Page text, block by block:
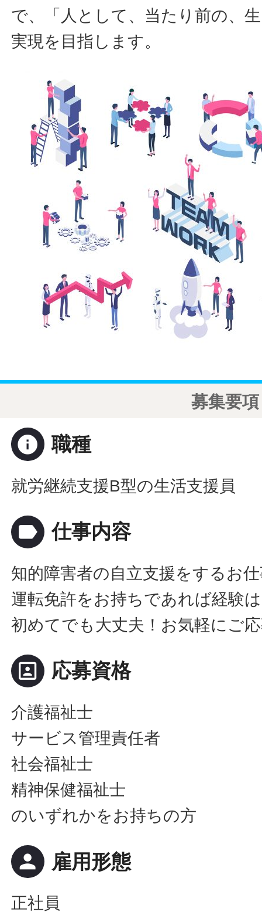
で、「人として、当たり前の、
実現を目指します。
募集要項
info 職種
就労継続支援B型の生活支援員
label 仕事内容
知的障害者の自立支援をするお
運転免許をお持ちであれば経験
初めてでも大丈夫！お気軽にご
portrait 応募資格
介護福祉士
サービス管理責任者
社会福祉士
精神保健福祉士
のいずれかをお持ちの方
person 雇用形態
正社員